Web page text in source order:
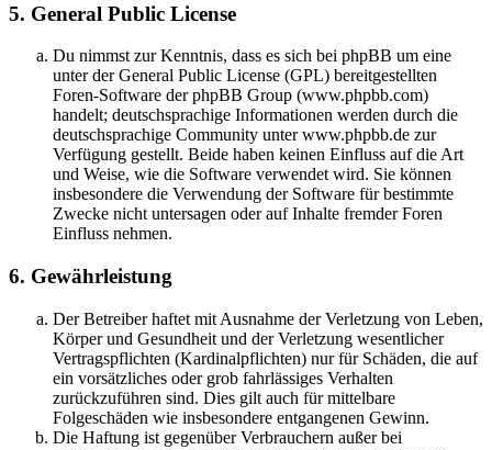
5. General Public License
Du nimmst zur Kenntnis, dass es sich bei phpBB um eine
unter der General Public License (GPL) bereitgestellten
Foren-Software der phpBB Group (www.phpbb.com)
handelt; deutschsprachige Informationen werden durch die
deutschsprachige Community unter www.phpbb.de zur
Verfügung gestellt. Beide haben keinen Einfluss auf die Art
und Weise, wie die Software verwendet wird. Sie können
insbesondere die Verwendung der Software für bestimmte
Zwecke nicht untersagen oder auf Inhalte fremder Foren
Einfluss nehmen.
6. Gewährleistung
Der Betreiber haftet mit Ausnahme der Verletzung von Leben,
Körper und Gesundheit und der Verletzung wesentlicher
Vertragspflichten (Kardinalpflichten) nur für Schäden, die auf
ein vorsätzliches oder grob fahrlässiges Verhalten
zurückzuführen sind. Dies gilt auch für mittelbare
Folgeschäden wie insbesondere entgangenen Gewinn.
Die Haftung ist gegenüber Verbrauchern außer bei